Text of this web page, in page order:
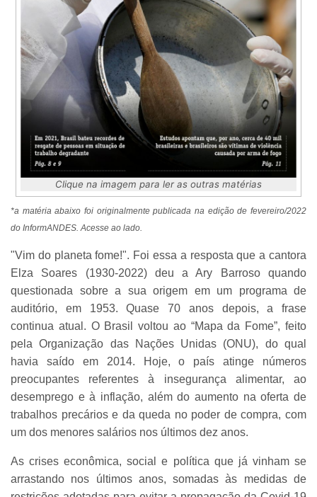
Clique na imagem para ler as outras matérias
*a matéria abaixo foi originalmente publicada na edição de fevereiro/2022
do InformANDES. Acesse ao lado.
"Vim do planeta fome!". Foi essa a resposta que a cantora
Elza Soares (1930-2022) deu a Ary Barroso quando
questionada sobre a sua origem em um programa de
auditório, em 1953. Quase 70 anos depois, a frase
continua atual. O Brasil voltou ao “Mapa da Fome”, feito
pela Organização das Nações Unidas (ONU), do qual
havia saído em 2014. Hoje, o país atinge números
preocupantes referentes à insegurança alimentar, ao
desemprego e à inflação, além do aumento na oferta de
trabalhos precários e da queda no poder de compra, com
um dos menores salários nos últimos dez anos.
As crises econômica, social e política que já vinham se
arrastando nos últimos anos, somadas às medidas de